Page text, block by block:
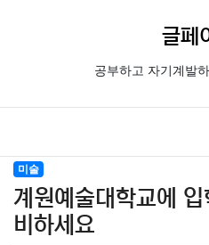
글페
공부하고 자기계발
미술
계원예술대학교에
비하세요